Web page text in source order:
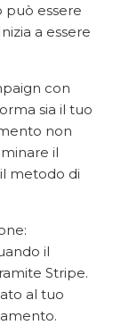
può essere
a essere
con
sia il tuo
non
il
metodo di
il
Stripe.
al tuo